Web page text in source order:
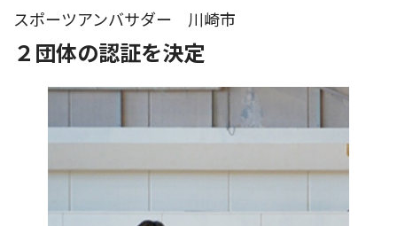
スポーツアンバサダー 川崎市
２団体の認証を決定